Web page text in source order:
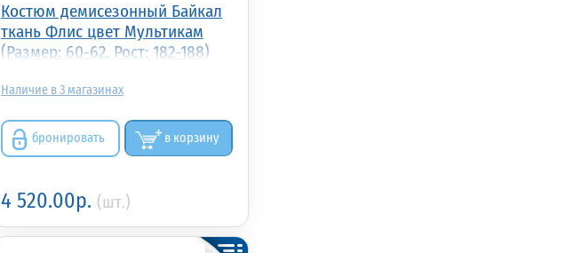
Костюм демисезонный Байкал
ткань Флис цвет Мультикам
(Размер: 60-62, Рост: 182-188)
3
бронировать в корзину
4 520.00р. (шт.)